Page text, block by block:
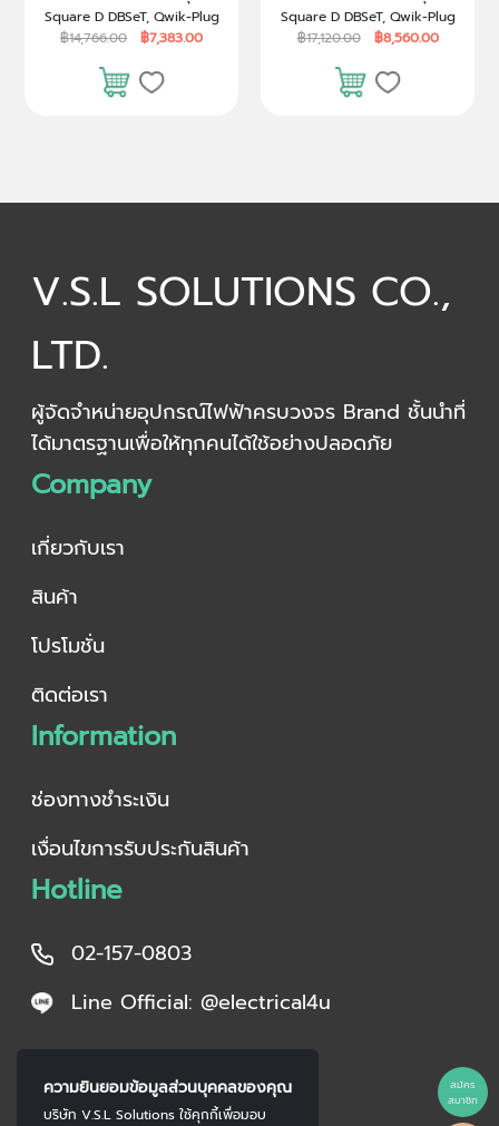
สมัคร
สมาชิก
ความยินยอมข้อมูลส่วนบุคคลของคุณ
บริษัท V.S.L Solutions ใช้คุกกี้เพื่อมอบ
Square D DBSeT, Qwik-Plug
฿14,766.00 ฿7,383.00
Square D DBSeT, Qwik-Plug
฿17,120.00 ฿8,560.00
V.S.L SOLUTIONS CO.,
LTD.
ผู้จัดจำหน่ายอุปกรณ์ไฟฟ้าครบวงจร Brand ชั้นนำที่
ได้มาตรฐานเพื่อให้ทุกคนได้ใช้อย่างปลอดภัย
Company
เกี่ยวกับเรา
สินค้า
โปรโมชั่น
ติดต่อเรา
Information
ช่องทางชำระเงิน
เงื่อนไขการรับประกันสินค้า
Hotline
02-157-0803
Line Official: @electrical4u